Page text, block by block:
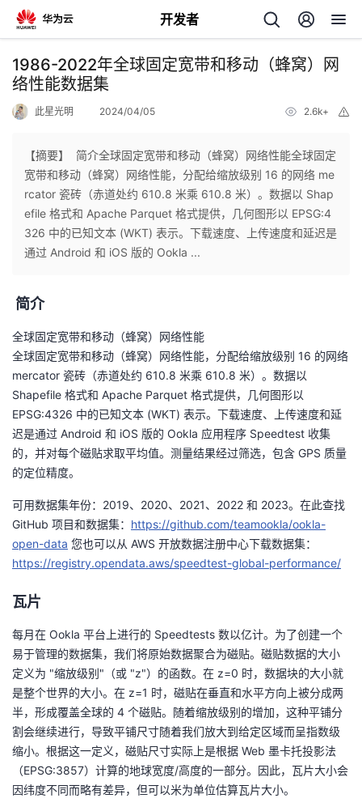
开发者
返
回
个
人
页
我
开
发
者
我
的
博
客
我
的
论
我
的
我
播
活
动
的
关
注
我
的
开
发
我
的
Programs
我
的
1986-2022年全球固定宽带和移动（蜂窝）网
络性能数据集
此星光明 2024/04/05 2.6k+
【摘要】 简介全球固定宽带和移动（蜂窝）网络性能全球固定
宽带和移动（蜂窝）网络性能，分配给缩放级别 16 的网络 me
rcator 瓷砖（赤道处约 610.8 米乘 610.8 米）。数据以 Shap
efile 格式和 Apache Parquet 格式提供，几何图形以 EPSG:4
326 中的已知文本 (WKT) 表示。下载速度、上传速度和延迟是
通过 Android 和 iOS 版的 Ookla ...
简介
全球固定宽带和移动（蜂窝）网络性能
全球固定宽带和移动（蜂窝）网络性能，分配给缩放级别 16 的网络
mercator 瓷砖（赤道处约 610.8 米乘 610.8 米）。数据以
Shapefile 格式和 Apache Parquet 格式提供，几何图形以
EPSG:4326 中的已知文本 (WKT) 表示。下载速度、上传速度和延
迟是通过 Android 和 iOS 版的 Ookla 应用程序 Speedtest 收集
的，并对每个磁贴求取平均值。测量结果经过筛选，包含 GPS 质量
的定位精度。
可用数据集年份：2019、2020、2021、2022 和 2023。在此查找
GitHub 项目和数据集： https://github.com/teamookla/ookla-
open-data 您也可以从 AWS 开放数据注册中心下载数据集：
https://registry.opendata.aws/speedtest-global-performance/
瓦片
每月在 Ookla 平台上进行的 Speedtests 数以亿计。为了创建一个
易于管理的数据集，我们将原始数据聚合为磁贴。磁贴数据的大小
定义为 "缩放级别"（或 "z"）的函数。在 z=0 时，数据块的大小就
是整个世界的大小。在 z=1 时，磁贴在垂直和水平方向上被分成两
半，形成覆盖全球的 4 个磁贴。随着缩放级别的增加，这种平铺分
割会继续进行，导致平铺尺寸随着我们放大到给定区域而呈指数级
缩小。根据这一定义，磁贴尺寸实际上是根据 Web 墨卡托投影法
（EPSG:3857）计算的地球宽度/高度的一部分。因此，瓦片大小会
因纬度不同而略有差异，但可以米为单位估算瓦片大小。